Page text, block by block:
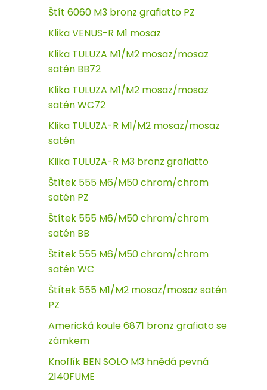
Štít 6060 M3 bronz grafiatto PZ
Klika VENUS-R M1 mosaz
Klika TULUZA M1/M2 mosaz/mosaz
satén BB72
Klika TULUZA M1/M2 mosaz/mosaz
satén WC72
Klika TULUZA-R M1/M2 mosaz/mosaz
satén
Klika TULUZA-R M3 bronz grafiatto
Štítek 555 M6/M50 chrom/chrom
satén PZ
Štítek 555 M6/M50 chrom/chrom
satén BB
Štítek 555 M6/M50 chrom/chrom
satén WC
Štítek 555 M1/M2 mosaz/mosaz satén
PZ
Americká koule 6871 bronz grafiato se
zámkem
Knoflík BEN SOLO M3 hnědá pevná
2140FUME